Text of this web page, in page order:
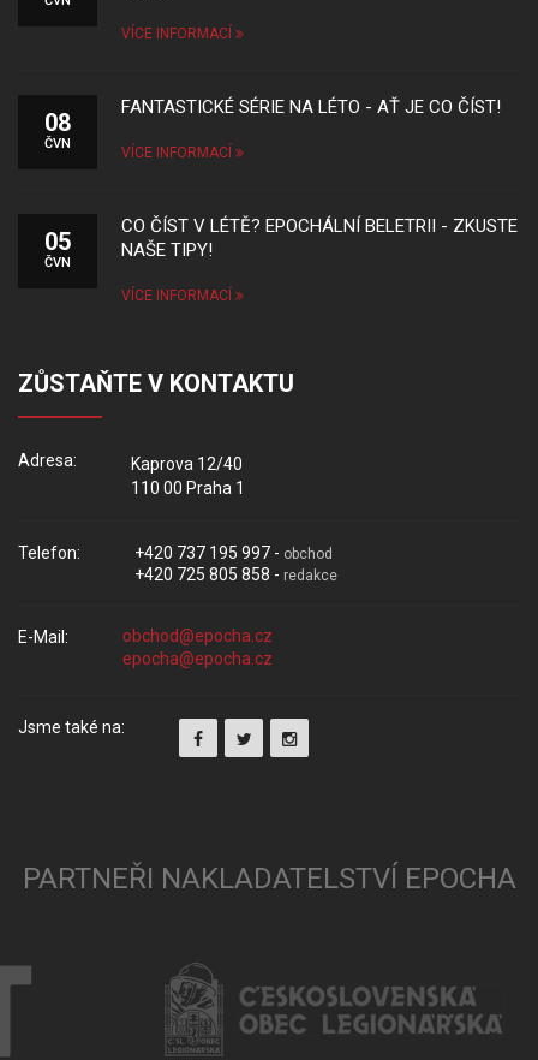
VÍCE INFORMACÍ
08
ČVN
FANTASTICKÉ SÉRIE NA LÉTO - AŤ JE CO ČÍST!
VÍCE INFORMACÍ
05
ČVN
CO ČÍST V LÉTĚ? EPOCHÁLNÍ BELETRII - ZKUSTE
NAŠE TIPY!
VÍCE INFORMACÍ
ZŮSTAŇTE V KONTAKTU
Adresa:
Kaprova 12/40
110 00 Praha 1
Telefon: +420 737 195 997 - obchod
+420 725 805 858 - redakce
E-Mail:
Jsme také na:
PARTNEŘI NAKLADATELSTVÍ EPOCHA